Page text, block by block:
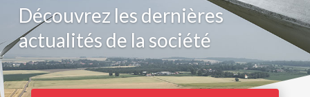
Découvrez les dernières
actualités de la société